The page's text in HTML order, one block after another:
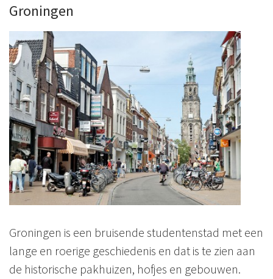
Groningen
Groningen is een bruisende studentenstad met een
lange en roerige geschiedenis en dat is te zien aan
de historische pakhuizen, hofjes en gebouwen.